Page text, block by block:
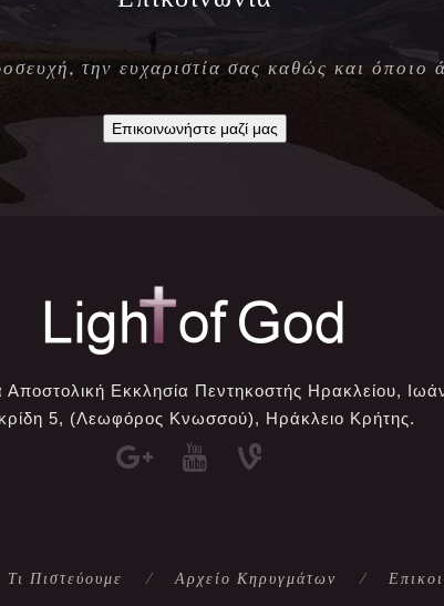
την ευχαριστία σας καθώς και όποιο
Επικοινωνήστε μαζί μας
Αποστολική Εκκλησία Πεντηκοστής Ηρακλείου,
5, (Λεωφόρος Κνωσσού), Ηράκλειο Κρήτης.
Τι Πιστεύουμε Αρχείο Κηρυγμάτων